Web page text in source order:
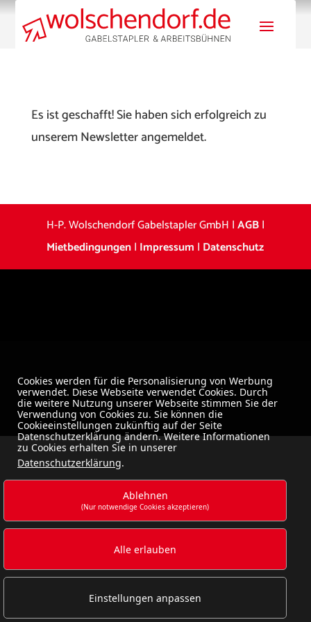
Es ist geschafft! Sie haben sich erfolgreich zu
unserem Newsletter angemeldet.
H-P. Wolschendorf Gabelstapler GmbH |AGB|
Mietbedingungen| Impressum | Datenschutz
Cookies werden für die Personalisierung von Werbung
verwendet. Diese Webseite verwendet Cookies. Durch
die weitere Nutzung unserer Webseite stimmen Sie der
Verwendung von Cookies zu. Sie können die
Cookieeinstellungen zukünftig auf der Seite
Datenschutzerklärung ändern. Weitere Informationen
zu Cookies erhalten Sie in unserer
Datenschutzerklärung.
Ablehnen
(Nur notwendige Cookies akzeptieren)
Alle erlauben
Einstellungen anpassen